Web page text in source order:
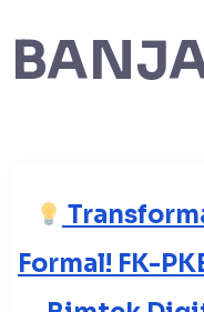
Formal! FK-